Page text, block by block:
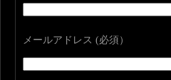
メールアドレス (必須）